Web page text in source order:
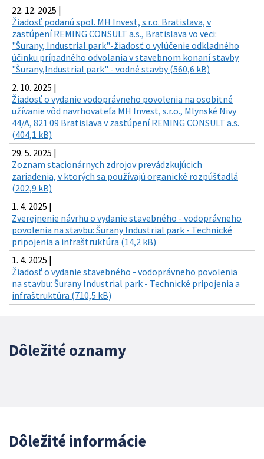
22. 12. 2025 |
Žiadosť podanú spol. MH Invest, s.r.o. Bratislava, v
zastúpení REMING CONSULT a.s., Bratislava vo veci:
"Šurany, Industrial park"-žiadosť o vylúčenie odkladného
účinku prípadného odvolania v stavebnom konaní stavby
"Šurany,Industrial park" - vodné stavby (560,6 kB)
2. 10. 2025 |
Žiadosť o vydanie vodoprávneho povolenia na osobitné
užívanie vôd navrhovateľa MH Invest, s.r.o., Mlynské Nivy
44/A, 821 09 Bratislava v zastúpení REMING CONSULT a.s.
(404,1 kB)
29. 5. 2025 |
Zoznam stacionárnych zdrojov prevádzkujúcich
zariadenia, v ktorých sa používajú organické rozpúšťadlá
(202,9 kB)
1. 4. 2025 |
Zverejnenie návrhu o vydanie stavebného - vodoprávneho
povolenia na stavbu: Šurany Industrial park - Technické
pripojenia a infraštruktúra (14,2 kB)
1. 4. 2025 |
Žiadosť o vydanie stavebného - vodoprávneho povolenia
na stavbu: Šurany Industrial park - Technické pripojenia a
infraštruktúra (710,5 kB)
Dôležité oznamy
Dôležité informácie